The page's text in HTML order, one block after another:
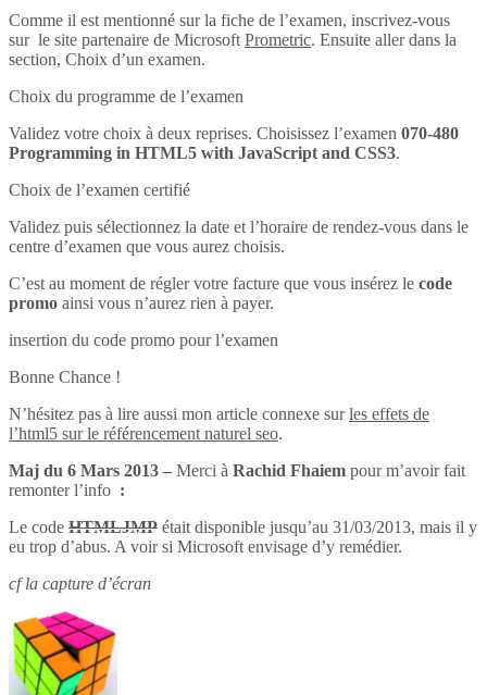
Comme il est mentionné sur la fiche de l’examen, inscrivez-vous
sur le site partenaire de Microsoft Prometric. Ensuite aller dans la
section, Choix d’un examen.
Choix du programme de l’examen
Validez votre choix à deux reprises. Choisissez l’examen 070-480
Programming in HTML5 with JavaScript and CSS3.
Choix de l’examen certifié
Validez puis sélectionnez la date et l’horaire de rendez-vous dans le
centre d’examen que vous aurez choisis.
C’est au moment de régler votre facture que vous insérez le code
promo ainsi vous n’aurez rien à payer.
insertion du code promo pour l’examen
Bonne Chance !
N’hésitez pas à lire aussi mon article connexe surles effets de
l’html5 sur le référencement naturel seo.
Maj du 6 Mars 2013 – Merci à Rachid Fhaiem pour m’avoir fait
remonter l’info :
Le code HTMLJMP était disponible jusqu’au 31/03/2013, mais il y
eu trop d’abus. A voir si Microsoft envisage d’y remédier.
cf la capture d’écran